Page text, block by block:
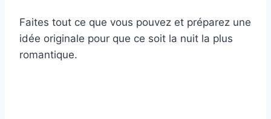
Faites tout ce que vous pouvez et préparez une
idée originale pour que ce soit la nuit la plus
romantique.